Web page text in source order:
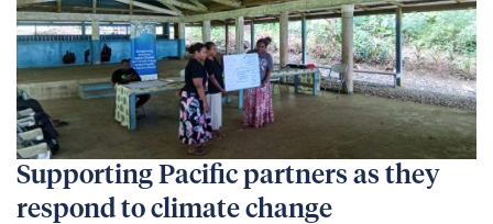
Supporting Pacific partners as they
respond to climate change